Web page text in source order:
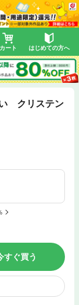
カート はじめての方へ
い クリステン
すぐ買う